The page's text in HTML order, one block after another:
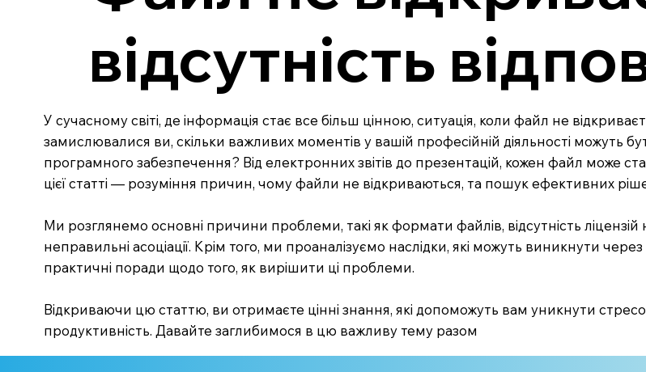
відсутність
У сучасному світі, де інформація стає все більш цінною, ситуація, коли файл не
замислювалися ви, скільки важливих моментів у вашій професійній діяльності можуть
програмного забезпечення? Від електронних звітів до презентацій, кожен файл може
цієї статті — розуміння причин, чому файли не відкриваються, та пошук ефективних
Ми розглянемо основні причини проблеми, такі як формати файлів, відсутність
неправильні асоціації. Крім того, ми проаналізуємо наслідки, які можуть виникнути
практичні поради щодо того, як вирішити ці проблеми.
Відкриваючи цю статтю, ви отримаєте цінні знання, які допоможуть вам уникнути
продуктивність. Давайте заглибимося в цю важливу тему разом